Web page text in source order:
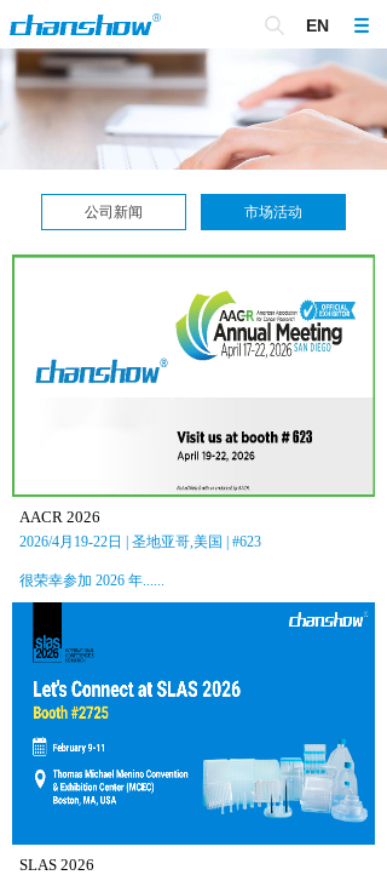
EN
公司新闻 市场活动
AACR 2026
2026/4月19-22日 | 圣地亚哥,美国 | #623
很荣幸参加 2026 年......
SLAS 2026